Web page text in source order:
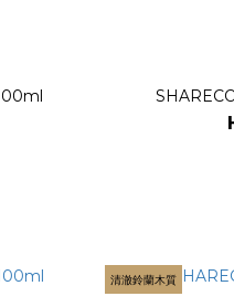
清澈鈴蘭木質